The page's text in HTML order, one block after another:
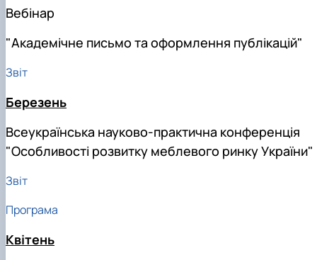
Вебінар
"Академічне письмо та оформлення публікацій"
Звіт
Березень
Всеукраїнська науково-практична конференція
"Особливості розвитку меблевого ринку України"
Звіт
Програма
Квітень